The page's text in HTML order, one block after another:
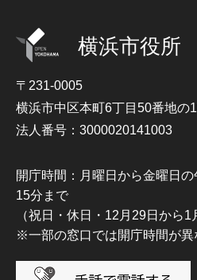
横浜市役所
〒231-0005
横浜市中区本町6丁目50番地の
法人番号：3000020141003
開庁時間：月曜日から金曜日
15分まで
（祝日・休日・12月29日から1
※一部の窓口では開庁時間が異